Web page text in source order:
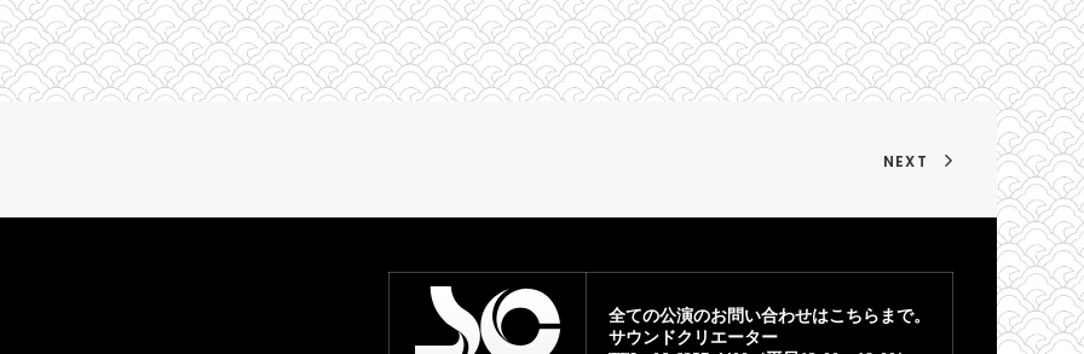
NEXT
全ての公演のお問い合わせはこちらまで。
サウンドクリエーター